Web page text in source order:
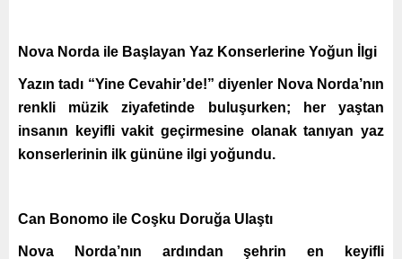
Nova Norda ile Başlayan Yaz Konserlerine Yoğun İlgi
Yazın tadı “Yine Cevahir’de!” diyenler Nova Norda’nın
renkli müzik ziyafetinde buluşurken; her yaştan
insanın keyifli vakit geçirmesine olanak tanıyan yaz
konserlerinin ilk gününe ilgi yoğundu.
Can Bonomo ile Coşku Doruğa Ulaştı
Nova Norda’nın ardından şehrin en keyifli